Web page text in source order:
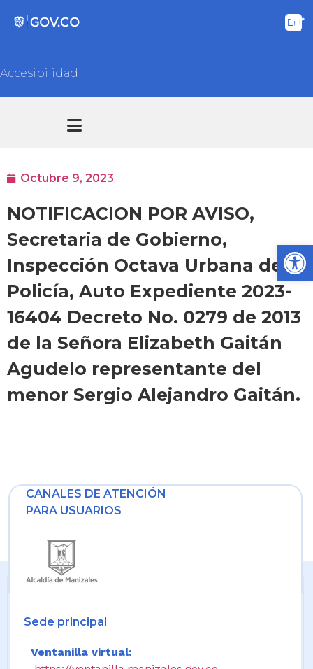
Accesibilidad
Octubre 9, 2023
NOTIFICACION POR AVISO,
Secretaria de Gobierno,
Inspección Octava Urbana de
Policía, Auto Expediente 2023-
16404 Decreto No. 0279 de 2013
de la Señora Elizabeth Gaitán
Agudelo representante del
menor Sergio Alejandro Gaitán.
CANALES DE ATENCIÓN
PARA USUARIOS
Sede principal
Ventanilla virtual: